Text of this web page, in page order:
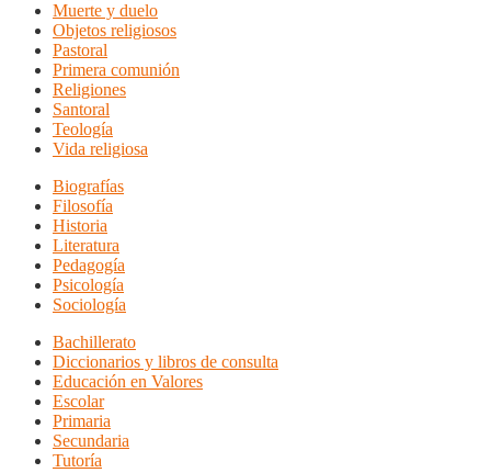
Muerte y duelo
Objetos religiosos
Pastoral
Primera comunión
Religiones
Santoral
Teología
Vida religiosa
Biografías
Filosofía
Historia
Literatura
Pedagogía
Psicología
Sociología
Bachillerato
Diccionarios y libros de consulta
Educación en Valores
Escolar
Primaria
Secundaria
Tutoría